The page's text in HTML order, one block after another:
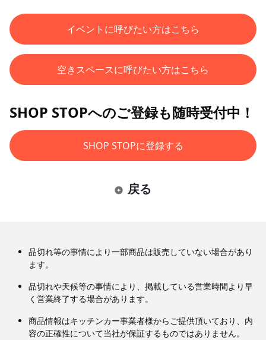
イベントに呼びたい方はこちら
空きスペースに呼びたい方はこちら
SHOP STOPへのご登録も随時受付中！
SHOP STOPに登録する
戻る
品切れ等の事情により一部商品は販売していない場合があり
ます。
品切れや天候等の事情により、掲載している営業時間より早
く営業終了する場合があります。
商品情報はキッチンカー事業者様からご提供頂いており、内
容の正確性について当社が保証するものではありません。